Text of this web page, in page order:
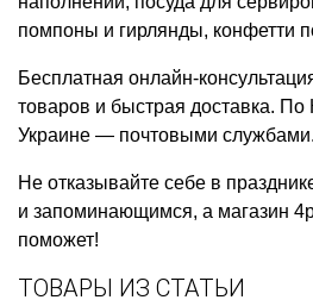
помпоны и гирлянды, конфетти
Бесплатная онлайн-
товаров и быстрая доставка.
Украине — почтовыми службами.
Не отказывайте себе в
и запоминающимся, а магазин
поможет!
ТОВАРЫ ИЗ СТАТЬИ